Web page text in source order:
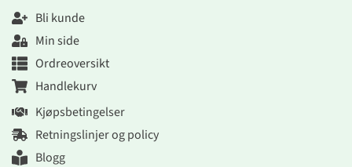
Bli kunde
Min side
Ordreoversikt
Handlekurv
Kjøpsbetingelser
Retningslinjer og policy
Blogg